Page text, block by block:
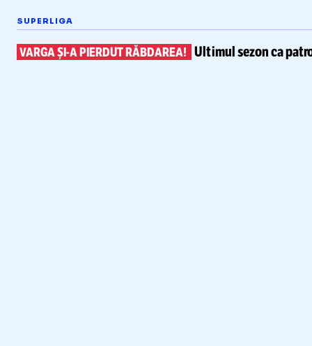
SUPERLIGA
VARGAȘI-APIERDUT RĂBDAREA! Ultimul sezon ca